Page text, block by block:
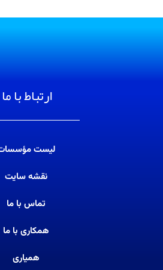
ارتباط با ما
لیست
نقشه سایت
تماس با ما
همکاری با ما
همیاری